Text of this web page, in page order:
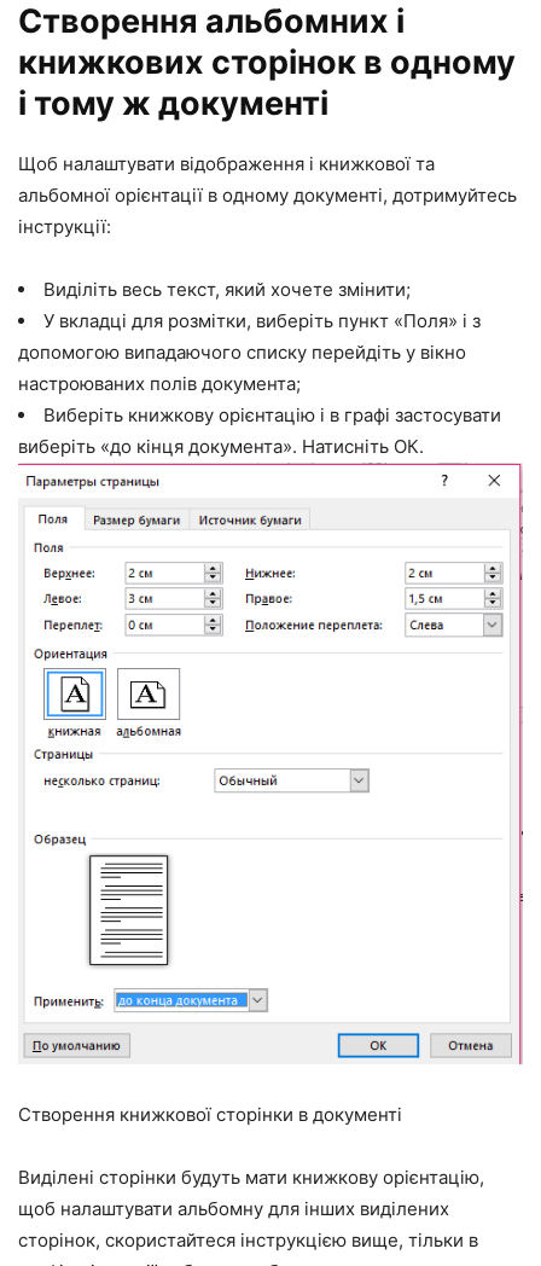
Створення альбомних і
книжкових сторінок в одному
і тому ж документі
Щоб налаштувати відображення і книжкової та
альбомної орієнтації в одному документі, дотримуйтесь
інструкції:
Виділіть весь текст, який хочете змінити;
У вкладці для розмітки, виберіть пункт «Поля» і з
допомогою випадаючого списку перейдіть у вікно
настроюваних полів документа;
Виберіть книжкову орієнтацію і в графі застосувати
виберіть «до кінця документа». Натисніть ОК.
Створення книжкової сторінки в документі
Виділені сторінки будуть мати книжкову орієнтацію,
щоб налаштувати альбомну для інших виділених
сторінок, скористайтеся інструкцією вище, тільки в